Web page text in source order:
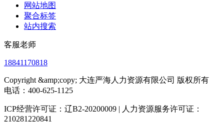
网站地图
聚合标签
站内搜索
客服老师
18841170818
Copyright &amp;copy; 大连严海人力资源有限公司 版权所有
电话：400-625-1125
ICP经营许可证：辽B2-20200009 | 人力资源服务许可证：
210281220841